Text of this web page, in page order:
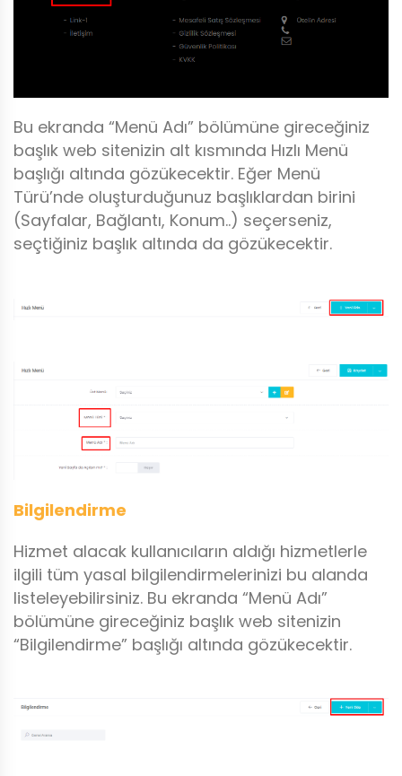
Bu ekranda “Menü Adı” bölümüne gireceğiniz
başlık web sitenizin alt kısmında Hızlı Menü
başlığı altında gözükecektir. Eğer Menü
Türü’nde oluşturduğunuz başlıklardan birini
(Sayfalar, Bağlantı, Konum..) seçerseniz,
seçtiğiniz başlık altında da gözükecektir.
Bilgilendirme
Hizmet alacak kullanıcıların aldığı hizmetlerle
ilgili tüm yasal bilgilendirmelerinizi bu alanda
listeleyebilirsiniz. Bu ekranda “Menü Adı”
bölümüne gireceğiniz başlık web sitenizin
“Bilgilendirme” başlığı altında gözükecektir.